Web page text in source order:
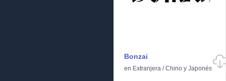
Bonzai
en Extranjera /Chino y Japonés